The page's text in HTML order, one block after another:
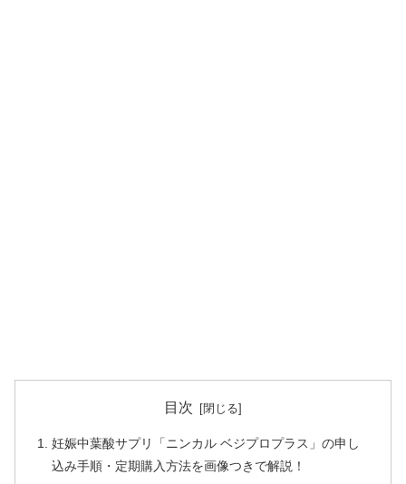
目次
妊娠中葉酸サプリ「ニンカル ベジプロプラス」の申し
込み手順・定期購入方法を画像つきで解説！